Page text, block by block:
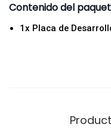
Contenido del
1x Placa de